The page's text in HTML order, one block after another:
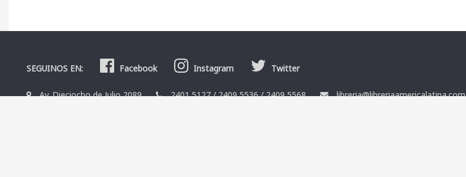
SEGUINOS EN: Facebook Instagram Twitter
Av. Dieciocho de Julio 2089 2401 5127/2409 5536/2409 5568 libreria@libreriaamericalatina.com